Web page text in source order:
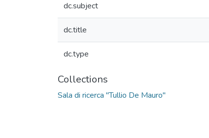
dc.subject
dc.title
dc.type
Collections
Sala di ricerca "Tullio De Mauro"